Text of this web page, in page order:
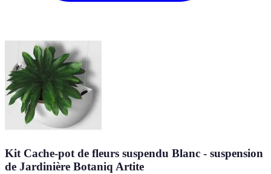
Kit Cache-pot de fleurs suspendu Blanc - suspension
de Jardinière Botaniq Artite